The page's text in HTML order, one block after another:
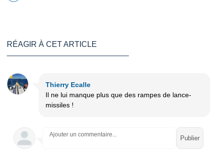
RÉAGIR À CET ARTICLE
Thierry Ecalle
Il ne lui manque plus que des rampes de lance-
missiles !
Ajouter un commentaire...